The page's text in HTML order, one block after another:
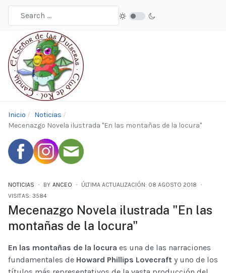
Inicio
Noticias
Mecenazgo Novela ilustrada "En las montañas de la locura"
NOTICIAS BY ANCEO
ÚLTIMA ACTUALIZACIÓN: 08 AGOSTO 2018
VISITAS: 3584
Mecenazgo Novela ilustrada "En las
montañas de la locura"
En las montañas de la locura es una de las narraciones
fundamentales de Howard Phillips Lovecraft y uno de los